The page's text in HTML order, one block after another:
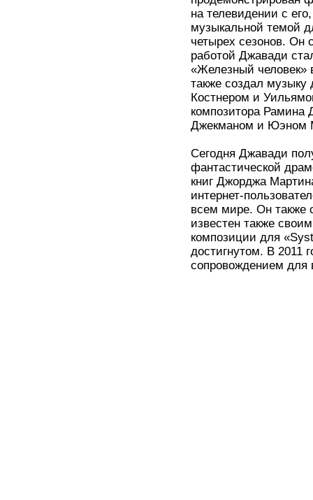
на телевидении с
музыкальной темой
четырех сезонов. Он
работой Джавади
«Железный человек»
также создал
Костнером и
композитора
Джекманом и Юэном
Сегодня Джавади
фантастической
книг Джорджа
интернет-
всем мире. Он также
известен также
композиции для
достигнутом. В 2011
сопровождением для